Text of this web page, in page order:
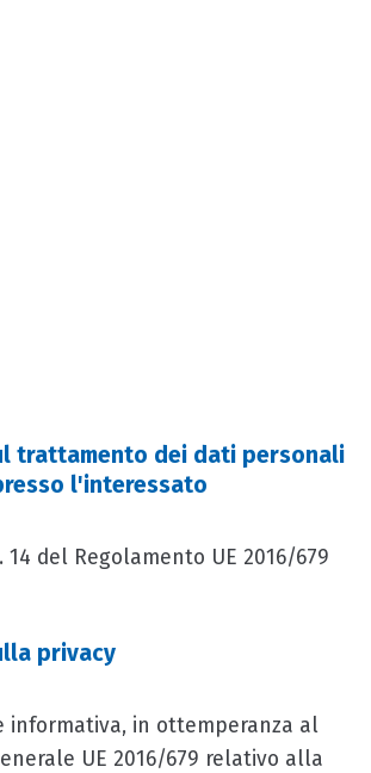
trattamento dei dati personali
l'interessato
14 del Regolamento UE 2016/679
privacy
informativa, in ottemperanza al
UE 2016/679 relativo alla